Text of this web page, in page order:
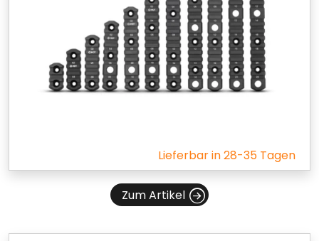
Lieferbar in 28-35 Tagen
Zum Artikel